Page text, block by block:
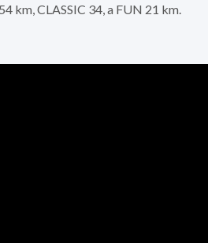
km, CLASSIC 34, a FUN 21 km.